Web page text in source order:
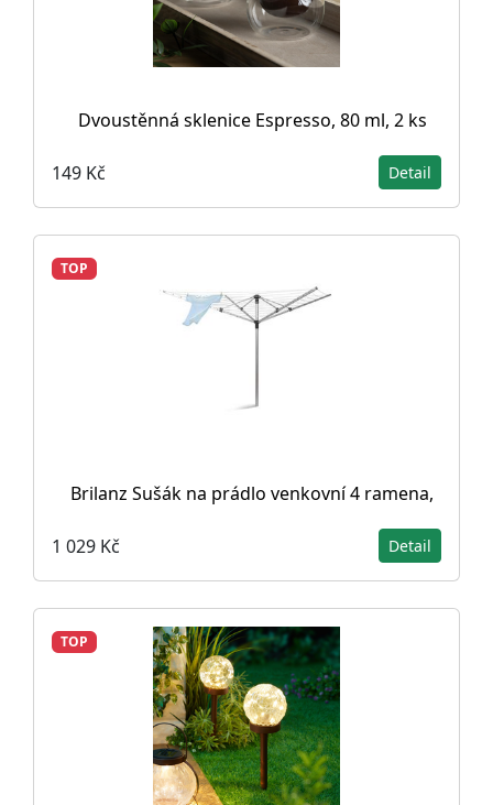
Dvoustěnná sklenice Espresso, 80 ml, 2 ks
149 Kč Detail
TOP
Brilanz Sušák na prádlo venkovní 4 ramena,
1 029 Kč Detail
TOP